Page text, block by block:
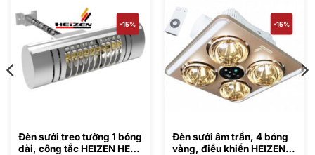
-15%
Đèn sưởi treo tường 1 bóng
dài, công tắc HEIZEN HE-
-15%
Đèn sưởi âm trần, 4 bóng
vàng, điều khiển HEIZEN